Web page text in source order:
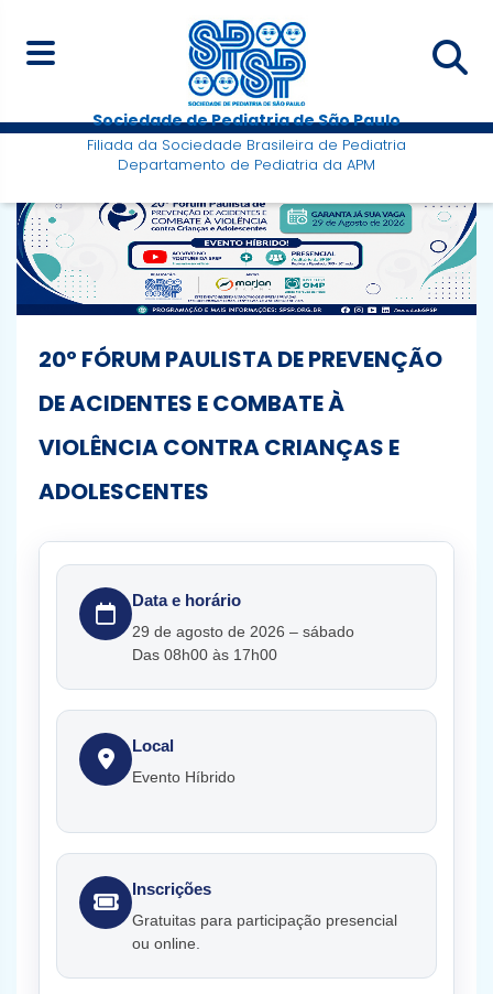
Sociedade de Pediatria de São Paulo
Filiada da Sociedade Brasileira de Pediatria
Departamento de Pediatria da APM
20º FÓRUM PAULISTA DE PREVENÇÃO
DE ACIDENTES E COMBATE À
VIOLÊNCIA CONTRA CRIANÇAS E
ADOLESCENTES
Data e horário
29 de agosto de 2026 – sábado
Das 08h00 às 17h00
Local
Evento Híbrido
Inscrições
Gratuitas para participação presencial
ou online.